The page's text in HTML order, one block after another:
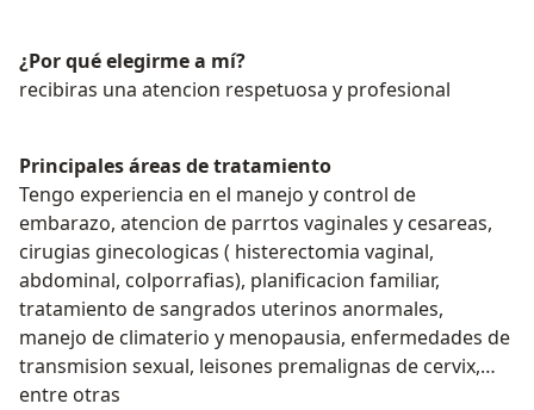
¿Por qué elegirme a mí?
recibiras una atencion respetuosa y profesional
Principales áreas de tratamiento
Tengo experiencia en el manejo y control de
embarazo, atencion de parrtos vaginales y cesareas,
cirugias ginecologicas ( histerectomia vaginal,
abdominal, colporrafias), planificacion familiar,
tratamiento de sangrados uterinos anormales,
manejo de climaterio y menopausia, enfermedades de
transmision sexual, leisones premalignas de cervix,
entre otras